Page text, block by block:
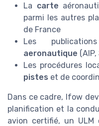
La carte
parmi les autres
de France
Les
aeronautique (AIP,
Les procédures
pistes et de
Dans ce cadre, lfow
planification et la
avion certifié, un